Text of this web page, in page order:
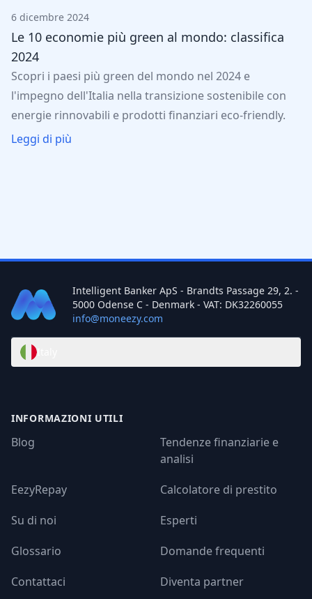
6 dicembre 2024
Le 10 economie più green al mondo: classifica
2024
Scopri i paesi più green del mondo nel 2024 e
l'impegno dell'Italia nella transizione sostenibile con
energie rinnovabili e prodotti finanziari eco-friendly.
Leggi di più
Intelligent Banker ApS - Brandts Passage 29, 2. -
5000 Odense C - Denmark - VAT: DK32260055
info@moneezy.com
INFORMAZIONI UTILI
Blog
Tendenze finanziarie e
analisi
EezyRepay
Calcolatore di prestito
Su di noi
Esperti
Glossario
Domande frequenti
Contattaci
Diventa partner